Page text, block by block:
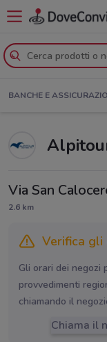
BANCHE E
Via San
2.6 km
Verifica gli
Gli orari dei negozi
provvedimenti
chiamando il
Chiama il